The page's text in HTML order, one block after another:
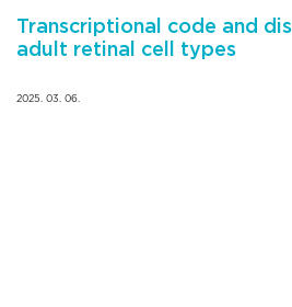
Transcriptional code and
adult retinal cell types
2025. 03. 06.